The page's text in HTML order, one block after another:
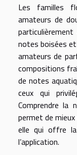
Les familles
amateurs de
notes boisées
amateurs de
compositions
de notes
ceux qui
Comprendre la
permet de
elle qui offre la
l’application.